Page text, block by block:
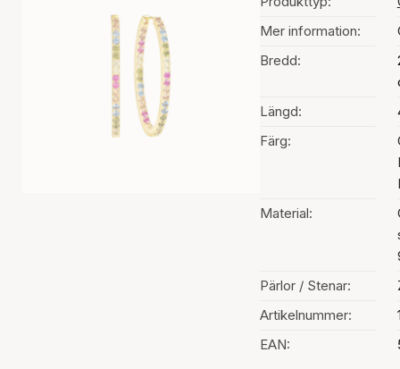
Mer information:
Bredd:
Längd:
Färg:
Material:
Pärlor / Stenar:
Artikelnummer:
EAN: